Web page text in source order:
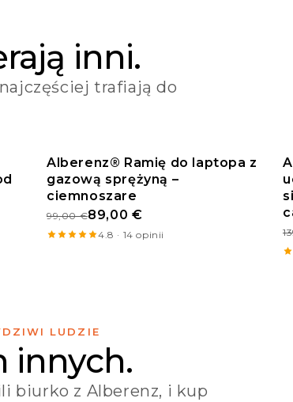
inni.
trafiają do
PROMOCJA
Alberenz® Ramię do laptopa z
gazową sprężyną –
ciemnoszare
99,00 €89,00 €
4.8 · 14 opinii
LUDZIE
innych.
biurko z Alberenz, i kup